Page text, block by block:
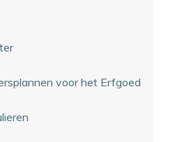
voor het Erfgoed